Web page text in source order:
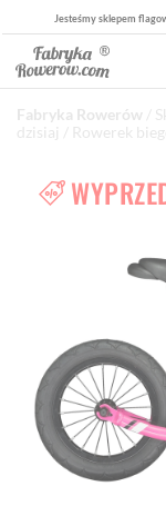
Jesteśmy sklepem
Fabryka Rowerów
dzisiaj
/ Rowerek